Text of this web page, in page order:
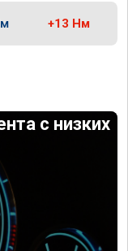
+13 Нм
с низких